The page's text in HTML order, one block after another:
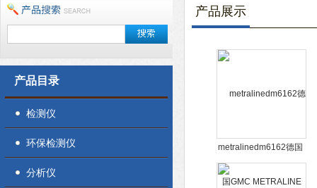
产品目录
检测仪
环保检测仪
分析仪
产品展示
metralinedm6162德国
GMC METRALINE
DM61/62手持万用表